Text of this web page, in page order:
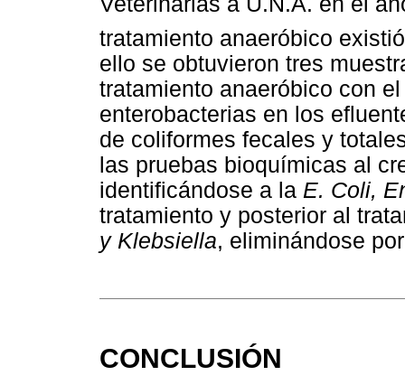
tratamiento anaeróbico
ello se obtuvieron tres
tratamiento anaeróbico con
enterobacterias en los
de coliformes fecales y
las pruebas bioquímicas al
identificándose a la E. Coli,
tratamiento y posterior al
y Klebsiella, eliminándose
CONCLUSIÓN